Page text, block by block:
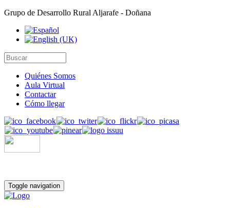
Grupo de Desarrollo Rural Aljarafe - Doñana
Quiénes Somos
Aula Virtual
Contactar
Cómo llegar
Toggle navigation